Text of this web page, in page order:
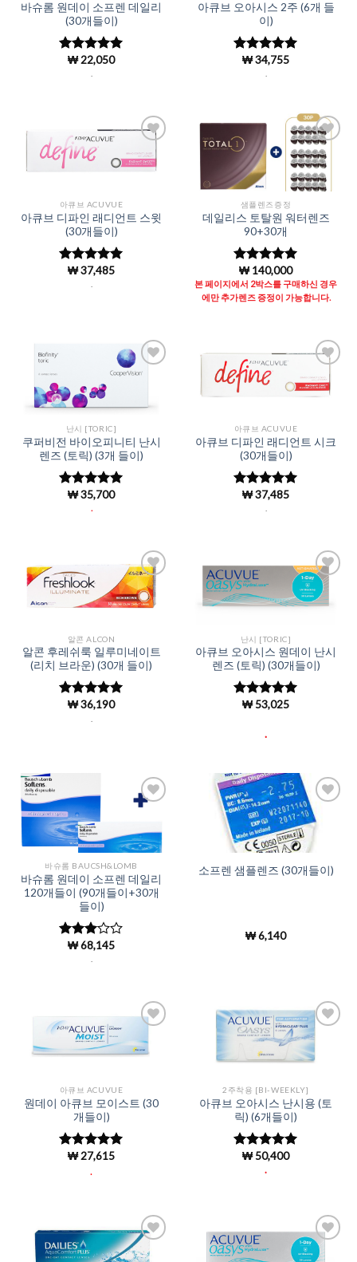
바슈롬 원데이 소프렌 데일리
(30개들이)
5 중에서
로 평
₩22,050
아큐브 오아시스 2주 (6개 들
이)
5 중에서
로 평
₩34,755
Add to
Wishlist
아큐브 ACUVUE
아큐브 디파인 래디언트 스윗
(30개들이)
5 중에서
로 평
₩37,485
Add to
Wishlist
샘플렌즈증정
데일리스 토탈원 워터렌즈
90+30개
5 중에서
4.97로 평
가됨
₩140,000
본 페이지에서 2박스를 구매하신 경우
에만 추가렌즈 증정이 가능합니다.
Add to
난시 [TORIC]
쿠퍼비전 바이오피니티 난시
렌즈 (토릭) (3개 들이)
5 중에서
로 평
₩35,700
.
Add to
Wishlist
아큐브 ACUVUE
아큐브 디파인 래디언트 시크
(30개들이)
5 중에서
로 평
₩37,485
Add to
Wishlist
알콘 ALCON
알콘 후레쉬룩 일루미네이트
(리치 브라운) (30개 들이)
5 중에서
로 평
₩36,190
Add to
Wishlist
난시 [TORIC]
아큐브 오아시스 원데이 난시
렌즈 (토릭) (30개들이)
5 중에서
₩53,025
.
바슈롬 BAUCSH&LOMB
바슈롬 원데이 소프렌 데일리
120개들이 (90개들이+30개
들이)
5 중에
로
₩68,145
Add to
Wishlist
소프렌 샘플렌즈 (30개들이)
₩6,140
Wishlist
아큐브 ACUVUE
원데이 아큐브 모이스트 (30
개들이)
5 중에서
₩27,615
.
Add to
Wishlist
2주착용 [BI-WEEKLY]
아큐브 오아시스 난시용 (토
릭) (6개들이)
5 중에서
로 평
₩50,400
.
Add to
Add to